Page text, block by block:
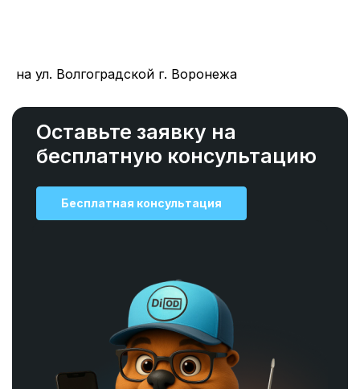
на ул. Волгоградской г. Воронежа
Оставьте заявку на
бесплатную консультацию
Бесплатная консультация